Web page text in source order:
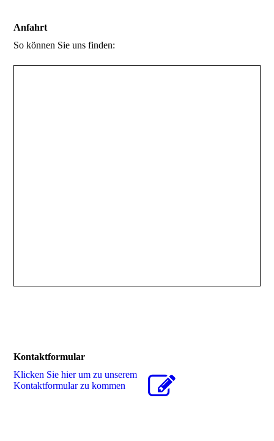
Anfahrt
So können Sie uns finden:
Kontaktformular
Klicken Sie hier um zu unserem
Kon­takt­for­mu­lar zu kommen